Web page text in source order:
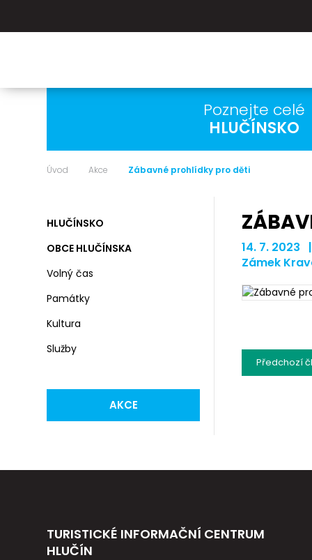
Poznejte celé
HLUČÍNSKO
Úvod Akce Zábavné prohlídky pro děti
HLUČÍNSKO
OBCE HLUČÍNSKA
Volný čas
Památky
Kultura
Služby
AKCE
14. 7. 2023
Zámek
Předchozí
TURISTICKÉ INFORMAČNÍ CENTRUM
HLUČÍN